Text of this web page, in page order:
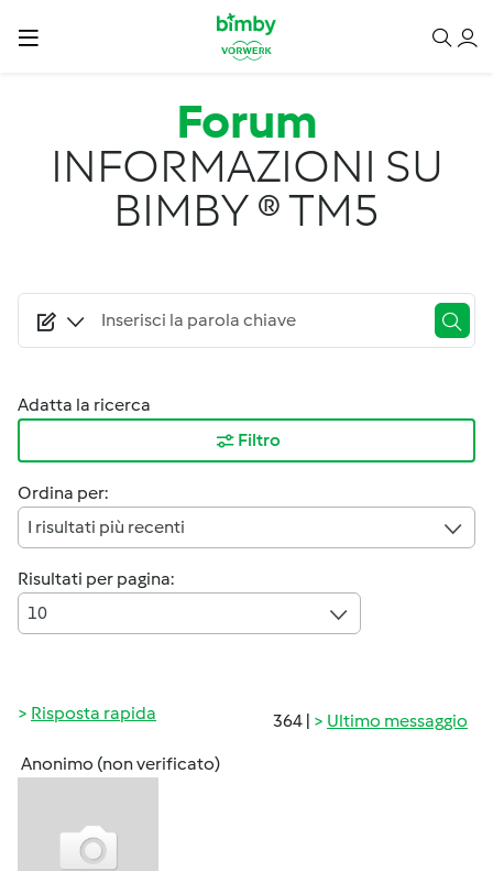
Salta al contenuto principale
Forum
INFORMAZIONI SU
BIMBY ® TM5
Adatta la ricerca
Filtro
Ordina per:
I risultati più recenti
Risultati per pagina:
10
364 | Ultimo messaggio
Risposta rapida
Anonimo (non verificato)